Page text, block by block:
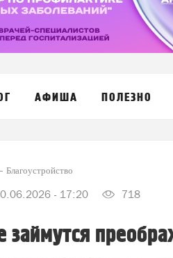
АФИША ПОЛЕЗНО
Благоустройство
- 17:20 718